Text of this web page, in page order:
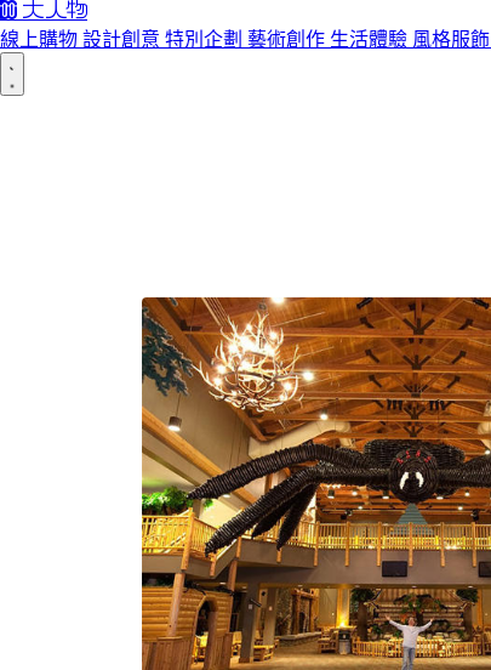
線上購物 設計創意 特別企劃 藝術創作 生活體驗 風格服飾